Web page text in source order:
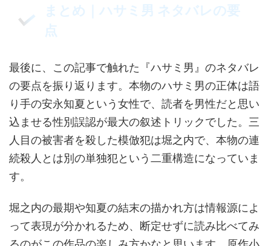
まとめ｜ハサミ男 ネタバレの要
点
最後に、この記事で触れた『ハサミ男』のネタバレ
の要点を振り返ります。本物のハサミ男の正体は語
り手の安永知夏という女性で、読者を男性だと思い
込ませる性別誤認が最大の叙述トリックでした。三
人目の被害者を殺した模倣犯は堀之内で、本物の連
続殺人とは別の単独犯という二重構造になっていま
す。
堀之内の最期や知夏の結末の描かれ方は情報源によ
って表現が分かれるため、断定せずに読み比べてみ